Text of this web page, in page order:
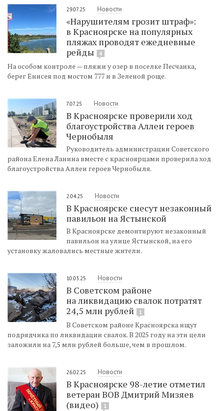
29.07.25 Новости
«Нарушителям грозит штраф»:
в Красноярске на популярных
пляжах проводят ежедневные
рейды
4
На особом контроле — пляжи у озер в поселке Песчанка,
берег Енисея под мостом 777 и​ в Зеленой роще.
7.07.25 Новости
В Красноярске проверили ход
благоустройства Аллеи героев
Чернобыля
Руководитель администрации Советского
района Елена Ланина вместе с красноярцами проверила ход
благоустройства Аллеи героев Чернобыля.
2.04.25 Новости
В Красноярске снесут незаконный
павильон на Ястынской
В Красноярске демонтируют незаконный
павильон на улице Ястынской, на его
установку жаловались местные жители.
10.03.25 Новости
В Советском районе
на ликвидацию свалок потратят
24,5 млн рублей
1
В Советском районе Красноярска ищут
подрядчика по ликвидации свалок. В 2025 году на эти цели
заложили на 7,5 млн рублей больше, чем в прошлом.
26.02.25 Новости
В Красноярске 98-летие отметил
ветеран ВОВ Дмитрий Мизяев
(видео)
1